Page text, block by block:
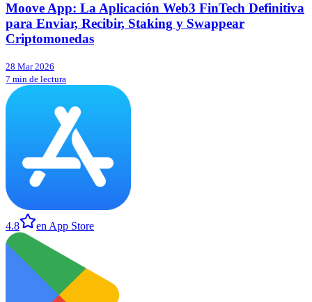
Moove App: La Aplicación Web3 FinTech Definitiva
para Enviar, Recibir, Staking y Swappear
Criptomonedas
28 Mar 2026
7 min de lectura
4.8 en App Store